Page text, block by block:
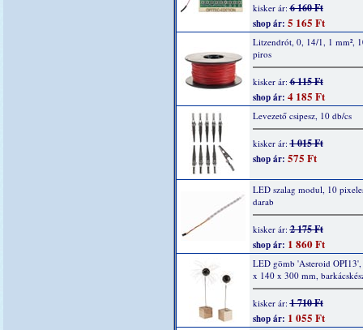
kisker ár:6 160 Ft
shop ár: 5 165 Ft
Litzendrót, 0, 14/1, 1 mm²,
piros
kisker ár:6 115 Ft
shop ár: 4 185 Ft
Levezető csipesz, 10 db/cs
kisker ár:1 015 Ft
shop ár: 575 Ft
LED szalag modul, 10
darab
kisker ár:2 175 Ft
shop ár: 1 860 Ft
LED gömb 'Asteroid
x 140 x 300 mm,
kisker ár:1 710 Ft
shop ár: 1 055 Ft